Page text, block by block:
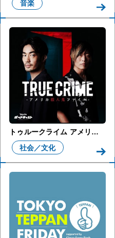
音楽
トゥルークライム アメリカ殺人鬼ファイル
社会／文化